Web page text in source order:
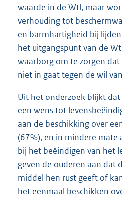
waarde in de Wtl, maar
verhouding tot
en barmhartigheid bij
het uitgangspunt van de
waarborg om te zorgen
niet in gaat tegen de wil
Uit het onderzoek blijkt
een wens tot
aan de beschikking over
(67%), en in mindere mate
bij het beëindigen van het
geven de ouderen aan dat
middel hen rust geeft of
het eenmaal beschikken